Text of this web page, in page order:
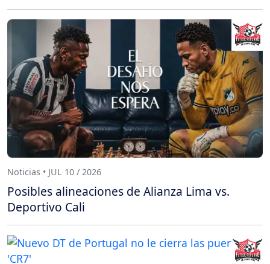
Noticias • JUL 10 / 2026
Posibles alineaciones de Alianza Lima vs.
Deportivo Cali